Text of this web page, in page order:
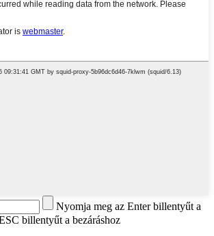
Nyomja meg az Enter billentyűt a
billentyűt a bezáráshoz